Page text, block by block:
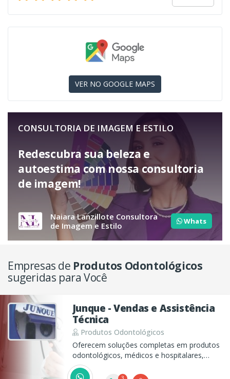
VER NO GOOGLE MAPS
CONSULTORIA DE IMAGEM E ESTILO
Redescubra sua beleza e
autoestima com nossa consultoria
de imagem!
Naiara Lanzillote Consultora
de Imagem e Estilo
Whats
Empresas de Produtos Odontológicos
sugeridas para Você
Junque - Vendas e Assistência
Técnica
Produtos Odontológicos
Oferecem soluções completas em produtos
odontológicos, médicos e hospitalares,
desde a venda até a assistência técnica.